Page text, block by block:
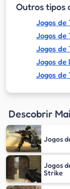
Outros tipos
Jogos de
Jogos de
Jogos de
Jogos de
Jogos de
Descobrir
Jogos
Jogos
Strike